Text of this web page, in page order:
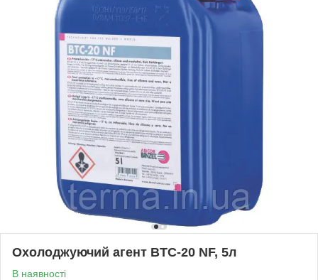
Охолоджуючий агент BTC-20 NF, 5л
В наявності